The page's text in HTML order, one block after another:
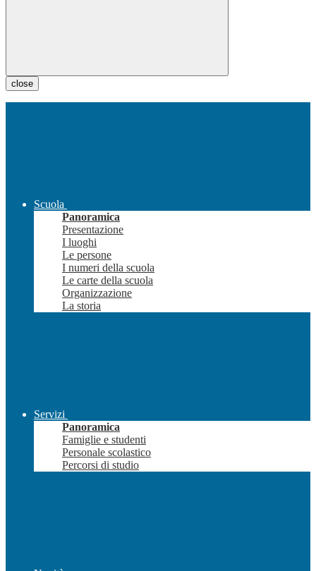
close
Scuola
Panoramica
Presentazione
I luoghi
Le persone
I numeri della scuola
Le carte della scuola
Organizzazione
La storia
Servizi
Panoramica
Famiglie e studenti
Personale scolastico
Percorsi di studio